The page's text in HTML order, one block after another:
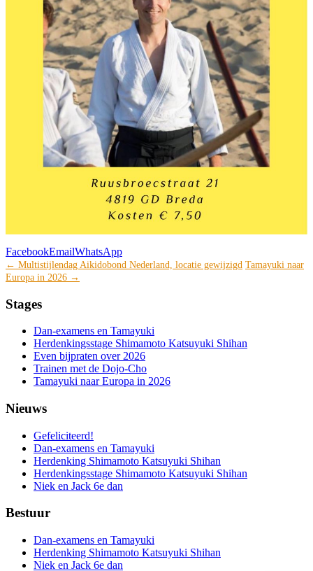
FacebookEmailWhatsApp
Berichtnavigatie
← Multistijlendag Aikidobond Nederland, locatie gewijzigd Tamayuki naar
Europa in 2026 →
Stages
Dan-examens en Tamayuki
Herdenkingsstage Shimamoto Katsuyuki Shihan
Even bijpraten over 2026
Trainen met de Dojo-Cho
Tamayuki naar Europa in 2026
Nieuws
Gefeliciteerd!
Dan-examens en Tamayuki
Herdenking Shimamoto Katsuyuki Shihan
Herdenkingsstage Shimamoto Katsuyuki Shihan
Niek en Jack 6e dan
Bestuur
Dan-examens en Tamayuki
Herdenking Shimamoto Katsuyuki Shihan
Niek en Jack 6e dan